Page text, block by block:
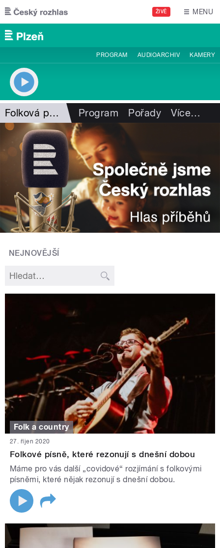
Přejít k hlavnímu obsahu
ŽIVĚ MENU
PROGRAM AUDIOARCHIV KAMERY
Folková pohlazení Program Pořady Více…
NEJNOVĚJŠÍ
Folk a country
27. říjen 2020
Folkové písně, které rezonují s dnešní dobou
Máme pro vás další „covidové“ rozjímání s folkovými
písněmi, které nějak rezonují s dnešní dobou.